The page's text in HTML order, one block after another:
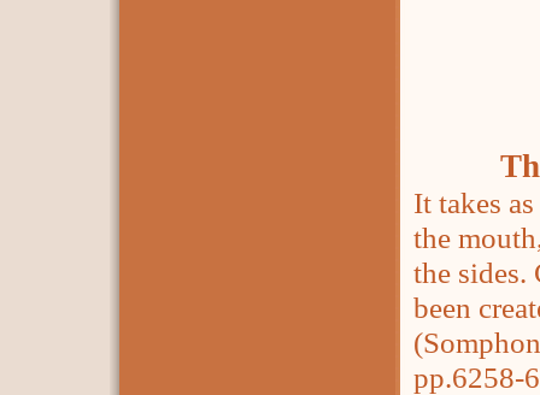
It takes
the
the sides.
been
pp.6258-